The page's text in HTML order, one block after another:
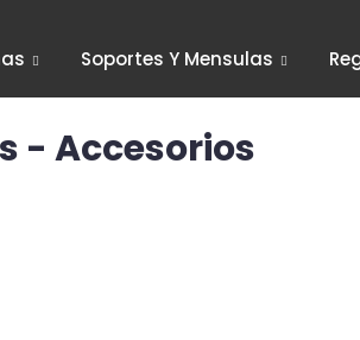
Soportes Y Mensulas
- Accesorios